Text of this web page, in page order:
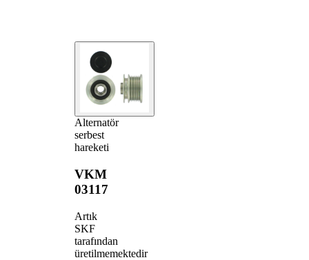
Alternatör
serbest
hareketi
VKM
03117
Artık
SKF
tarafından
üretilmemektedir